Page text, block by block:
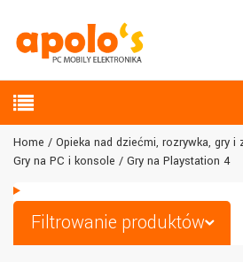
Home
Opieka nad dziećmi, rozrywka, gry i
Gry na PC i konsole
Gry na Playstation 4
Filtrowanie produktów